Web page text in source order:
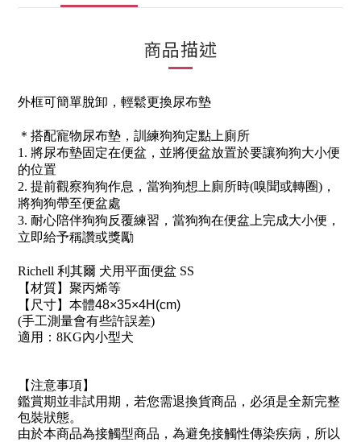
商品描述
外框可簡單脫卸，輕鬆更換尿布墊
＊搭配寵物尿布墊，訓練狗狗定點上廁所
1. 將尿布墊固定在便盆，並將便盆放置於要讓狗狗大小便
的位置
2. 提前觀察狗狗作息，當狗狗想上廁所時(嗅聞或轉圈)，
將狗狗帶至便盆處
3. 耐心陪伴狗狗反覆練習，當狗狗在便盆上完成大小便，
立即給予稱讚或獎勵
Richell 利其爾 犬用平面便盆 SS
【材質】聚丙烯等
【尺寸】本體48×35×4H(cm)
(手工測量會有些許誤差)
適用：8KG內小型犬
【注意事項】
鑑賞期並非試用期，若您需退換貨商品，必須是全新完整
包裝狀態。
由於本商品為接觸型商品，為避免接觸性傳染疾病，所以